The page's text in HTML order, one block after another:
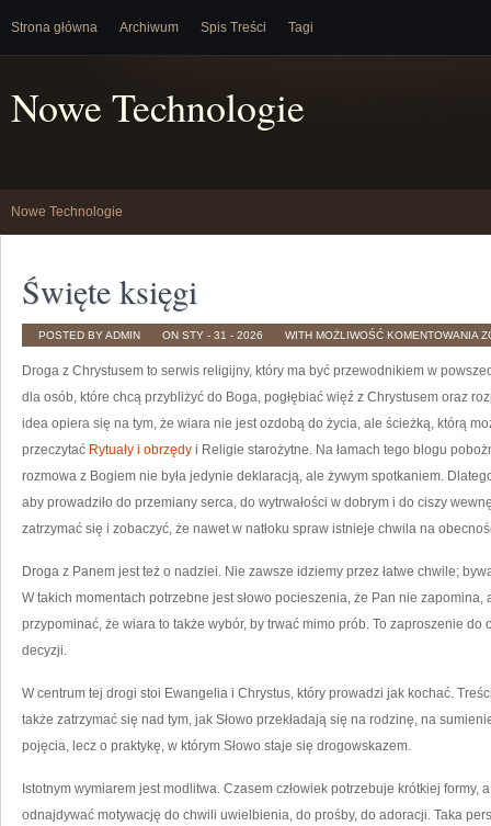
Strona główna Archiwum Spis Treści Tagi
Nowe Technologie
Nowe Technologie
Święte księgi
POSTED BY ADMIN ON STY - 31 - 2026 WITH MOŻLIWOŚĆ KOMENTOWANIA
Droga z Chrystusem to serwis religijny, który ma być przewodnikiem w
dla osób, które chcą przybliżyć do Boga, pogłębiać więź z Chrystusem oraz
idea opiera się na tym, że wiara nie jest ozdobą do życia, ale ścieżką, którą
przeczytać Rytuały i obrzędy i Religie starożytne. Na łamach tego blogu
rozmowa z Bogiem nie była jedynie deklaracją, ale żywym spotkaniem.
aby prowadziło do przemiany serca, do wytrwałości w dobrym i do ciszy
zatrzymać się i zobaczyć, że nawet w natłoku spraw istnieje chwila na
Droga z Panem jest też o nadziei. Nie zawsze idziemy przez łatwe chwile;
W takich momentach potrzebne jest słowo pocieszenia, że Pan nie
przypominać, że wiara to także wybór, by trwać mimo prób. To zaproszenie
decyzji.
W centrum tej drogi stoi Ewangelia i Chrystus, który prowadzi jak kochać.
także zatrzymać się nad tym, jak Słowo przekładają się na rodzinę, na
pojęcia, lecz o praktykę, w którym Słowo staje się drogowskazem.
Istotnym wymiarem jest modlitwa. Czasem człowiek potrzebuje krótkiej formy,
odnajdywać motywację do chwili uwielbienia, do prośby, do adoracji. Taka